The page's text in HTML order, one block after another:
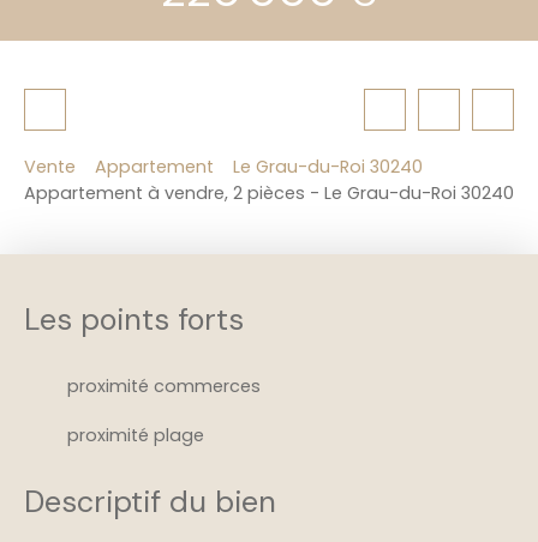
Vente Appartement
Le Grau-du-Roi 30240
Appartement à vendre, 2 pièces - Le Grau-du-Roi 30240
Les points forts
proximité commerces
proximité plage
Descriptif du bien